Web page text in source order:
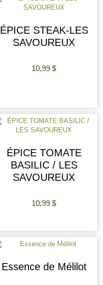
ÉPICE STEAK-LES
SAVOUREUX
10,99$
ÉPICE TOMATE
BASILIC / LES
SAVOUREUX
10,99$
Essence de Mélilot